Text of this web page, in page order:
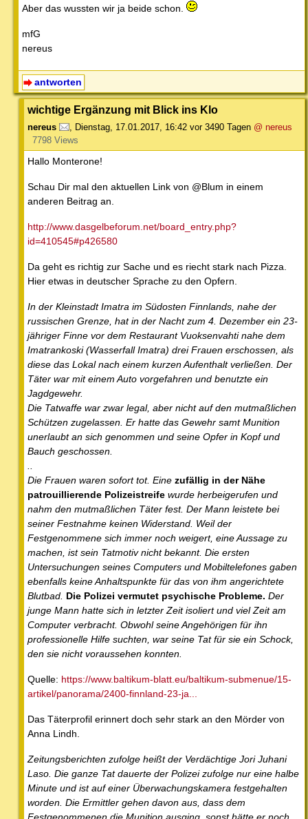
Aber das wussten wir ja beide schon.
mfG
nereus
antworten
wichtige Ergänzung mit Blick ins Klo
nereus , Dienstag, 17.01.2017, 16:42 vor 3490 Tagen @ nereus
7798 Views
Hallo Monterone!
Schau Dir mal den aktuellen Link von @Blum in einem
anderen Beitrag an.
http://www.dasgelbeforum.net/board_entry.php?
id=410545#p426580
Da geht es richtig zur Sache und es riecht stark nach Pizza.
Hier etwas in deutscher Sprache zu den Opfern.
In der Kleinstadt Imatra im Südosten Finnlands, nahe der
russischen Grenze, hat in der Nacht zum 4. Dezember ein 23-
jähriger Finne vor dem Restaurant Vuoksenvahti nahe dem
Imatrankoski (Wasserfall Imatra) drei Frauen erschossen, als
diese das Lokal nach einem kurzen Aufenthalt verließen. Der
Täter war mit einem Auto vorgefahren und benutzte ein
Jagdgewehr.
Die Tatwaffe war zwar legal, aber nicht auf den mutmaßlichen
Schützen zugelassen. Er hatte das Gewehr samt Munition
unerlaubt an sich genommen und seine Opfer in Kopf und
Bauch geschossen.
Die Frauen waren sofort tot. Eine zufällig in der Nähe
patrouillierende Polizeistreife wurde herbeigerufen und
nahm den mutmaßlichen Täter fest. Der Mann leistete bei
seiner Festnahme keinen Widerstand. Weil der
Festgenommene sich immer noch weigert, eine Aussage zu
machen, ist sein Tatmotiv nicht bekannt. Die ersten
Untersuchungen seines Computers und Mobiltelefones gaben
ebenfalls keine Anhaltspunkte für das von ihm angerichtete
Blutbad. Die Polizei vermutet psychische Probleme. Der
junge Mann hatte sich in letzter Zeit isoliert und viel Zeit am
Computer verbracht. Obwohl seine Angehörigen für ihn
professionelle Hilfe suchten, war seine Tat für sie ein Schock,
den sie nicht voraussehen konnten.
Quelle: https://www.baltikum-blatt.eu/baltikum-submenue/15-
artikel/panorama/2400-finnland-23-ja...
Das Täterprofil erinnert doch sehr stark an den Mörder von
Anna Lindh.
Zeitungsberichten zufolge heißt der Verdächtige Jori Juhani
Laso. Die ganze Tat dauerte der Polizei zufolge nur eine halbe
Minute und ist auf einer Überwachungskamera festgehalten
worden. Die Ermittler gehen davon aus, dass dem